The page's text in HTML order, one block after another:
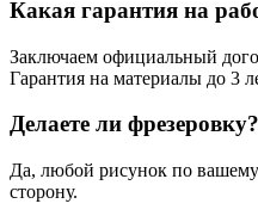
Какая гарантия на
Заключаем официальный
Гарантия на материалы до 3
Делаете ли фрезеровку?
Да, любой рисунок по
сторону.